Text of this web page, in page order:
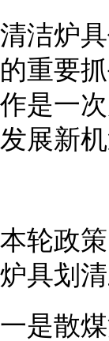
清洁炉
的重要
作是一
发展新机
本轮政
炉具划
一是散